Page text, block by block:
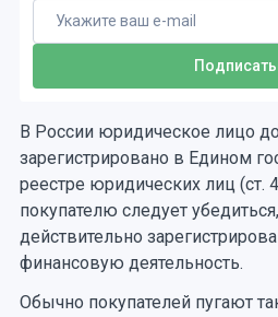
В России юридическое лицо
зарегистрировано в Едином
реестре юридических лиц
покупателю следует
действительно
финансовую деятельность.
Обычно покупателей пугают